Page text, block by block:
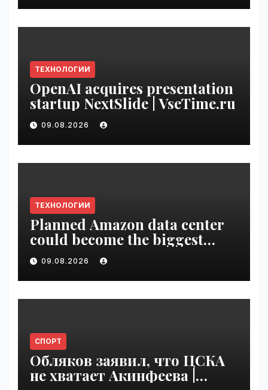
ТЕХНОЛОГИИ
OpenAI acquires presentation
startup NextSlide | VseTime.ru
09.08.2026
ТЕХНОЛОГИИ
Planned Amazon data center
could become the biggest
climate polluter in the U.S. |
VseTime.ru
09.08.2026
СПОРТ
Обляков заявил, что ЦСКА
не хватает Акинфеева |